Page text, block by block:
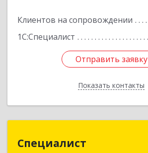
Клиентов на сопровождении
1С:Специалист
Отправить заявку
Показать контакты
Отправить заявку
Назад
Специалист